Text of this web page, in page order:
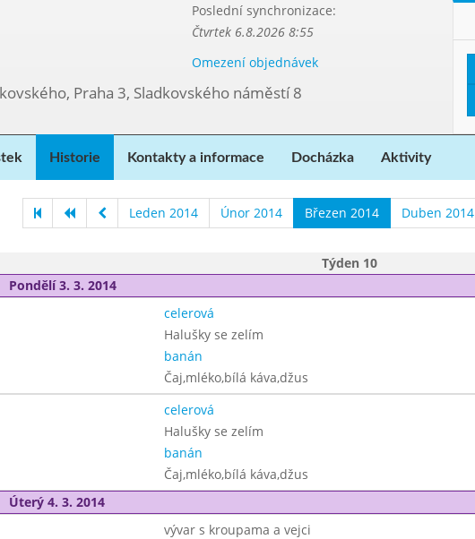
Poslední synchronizace:
Čtvrtek 6.8.2026 8:55
Omezení objednávek
Praha 3, Sladkovského náměstí 8
Historie Kontakty a informace Docházka Aktivity
Leden 2014 Únor 2014 Březen 2014 Duben 2014
Týden 10
Pondělí 3. 3. 2014
celerová
Halušky se zelím
banán
Čaj,mléko,bílá káva,džus
celerová
Halušky se zelím
banán
Čaj,mléko,bílá káva,džus
Úterý 4. 3. 2014
vývar s kroupama a vejci